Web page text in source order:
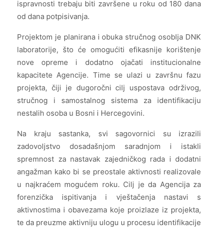
ispravnosti trebaju biti završene u roku od 180 dana
od dana potpisivanja.
Projektom je planirana i obuka stručnog osoblja DNK
laboratorije, što će omogućiti efikasnije korištenje
nove opreme i dodatno ojačati institucionalne
kapacitete Agencije. Time se ulazi u završnu fazu
projekta, čiji je dugoročni cilj uspostava održivog,
stručnog i samostalnog sistema za identifikaciju
nestalih osoba u Bosni i Hercegovini.
Na kraju sastanka, svi sagovornici su izrazili
zadovoljstvo dosadašnjom saradnjom i istakli
spremnost za nastavak zajedničkog rada i dodatni
angažman kako bi se preostale aktivnosti realizovale
u najkraćem mogućem roku. Cilj je da Agencija za
forenzička ispitivanja i vještačenja nastavi s
aktivnostima i obavezama koje proizlaze iz projekta,
te da preuzme aktivniju ulogu u procesu identifikacije